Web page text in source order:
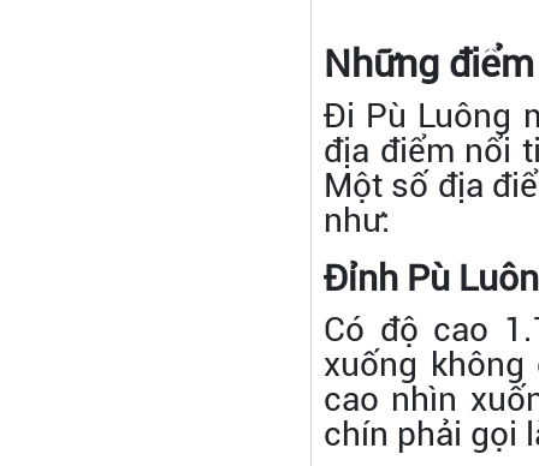
Những
Đi Pù Luông
địa điểm nổi
Một số địa
như:
Đỉnh Pù
Có độ cao
xuống
cao nhìn
chín phải gọi